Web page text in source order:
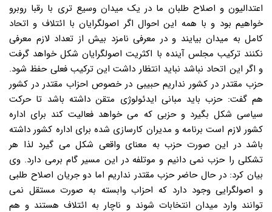
اعتدالیون و اصلاح طلبان ما در یک میدان وسیع تری با رقبا روبرو
خواهیم بود و با همه این احوال اگر اصولگرایان با ائتلاف و اتحاد
کامل به میدان بیایند و در معرفی نامزد بیش از تعداد لازم معرفی
نکنند ترکیب مجلس آینده با اکثریت اصولگرایان شکل خواهد گرفت
و اگر این اتحاد نباشد نباید انتظار داشت این ترکیب فعلی حفظ شود.
حزب مقتدر در کشور نداریم حبیبی در خصوص احزاب مقتدر در کشور
هم گفت: حزب باید مبانی ایدئولوژی متقن داشته باشد تا حرکت
سیاسی شکل بگیرد و حزبی که می خواهد فعالیت کند برای اداره
کشور لازم است برنامه و مدیران کارسازی شده برای اداره کشور داشته
باشد در این صورت حزب به معنای واقعی شکل می گیرد لذا هر
تشکلی را حزب نمی دانیم و موتلفه در این مسیر گام برمی دارد. وی
بیان کرد: در حال حاضر حزب مقتدر نداریم اما دو جریان اصلاح طلبی
و اصولگرایی وجود دارد که احزاب وابسته به صورت مستقل نمی
توانند وارد میدان انتخابات شوند و ناچار به ائتلاف هستند و هم